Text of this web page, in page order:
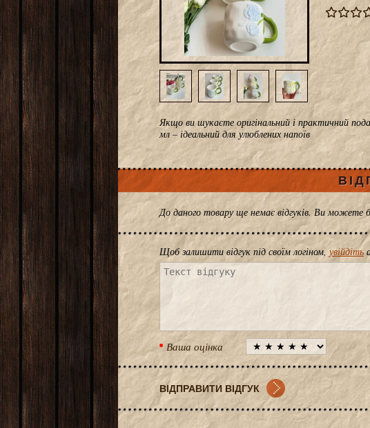
Якщо ви шукаєте оригінальний і практичний
мл – ідеальний для улюблених напоїв
До даного товару ще немає відгуків. Ви
Щоб залишити відгук під своїм логіном, увійдіть
Ваша оцінка